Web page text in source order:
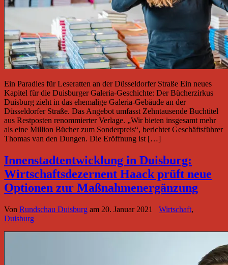
Ein Paradies für Leseratten an der Düsseldorfer Straße Ein neues
Kapitel für die Duisburger Galeria-Geschichte: Der Bücherzirkus
Duisburg zieht in das ehemalige Galeria-Gebäude an der
Düsseldorfer Straße. Das Angebot umfasst Zehntausende Buchtitel
aus Restposten renommierter Verlage. „Wir bieten insgesamt mehr
als eine Million Bücher zum Sonderpreis“, berichtet Geschäftsführer
Thomas van den Dungen. Die Eröffnung ist […]
Innenstadtentwicklung in Duisburg:
Wirtschaftsdezernent Haack prüft neue
Optionen zur Maßnahmenergänzung
Von Rundschau Duisburg am 20. Januar 2021 Wirtschaft,
Duisburg